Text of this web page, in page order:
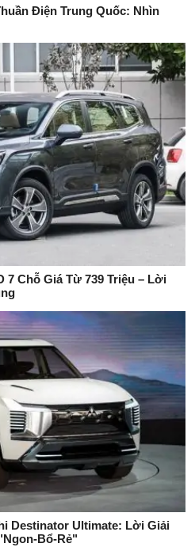
Điện Trung Quốc: Nhìn
7 Chỗ Giá Từ 739 Triệu – Lời
Destinator Ultimate: Lời Giải
Bổ-Rẻ"